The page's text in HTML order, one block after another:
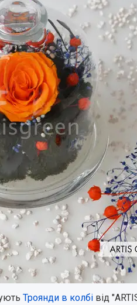
Троянди в колбівід